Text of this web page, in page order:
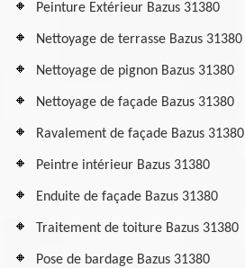
Peinture Extérieur Bazus 31380
Nettoyage de terrasse Bazus 31380
Nettoyage de pignon Bazus 31380
Nettoyage de façade Bazus 31380
Ravalement de façade Bazus 31380
Peintre intérieur Bazus 31380
Enduite de façade Bazus 31380
Traitement de toiture Bazus 31380
Pose de bardage Bazus 31380